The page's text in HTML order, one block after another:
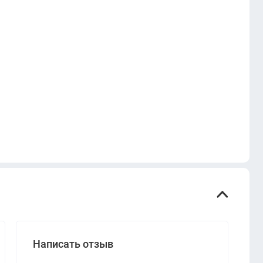
Написать отзыв